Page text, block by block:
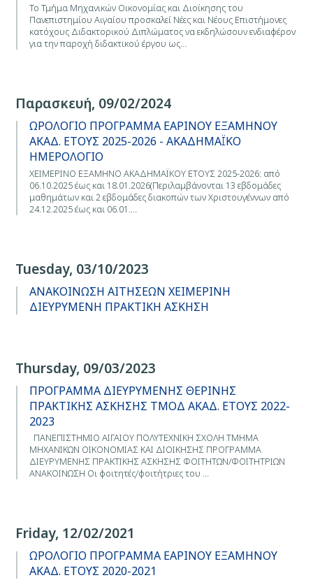
Το Τμήμα Μηχανικών Οικονομίας και Διοίκησης του
Πανεπιστημίου Αιγαίου προσκαλεί Νέες και Νέους Επιστήμονες
κατόχους Διδακτορικού Διπλώματος να εκδηλώσουν ενδιαφέρον
για την παροχή διδακτικού έργου ως…
Παρασκευή, 09/02/2024
ΩΡΟΛΟΓΙΟ ΠΡΟΓΡΑΜΜΑ ΕΑΡΙΝΟΥ ΕΞΑΜΗΝΟΥ
ΑΚΑΔ. ΕΤΟΥΣ 2025-2026 - ΑΚΑΔΗΜΑΪΚΟ
ΗΜΕΡΟΛΟΓΙΟ
ΧΕΙΜΕΡΙΝΟ ΕΞΑΜΗΝΟ ΑΚΑΔΗΜΑΪΚΟΥ ΕΤΟΥΣ 2025-2026: από
06.10.2025 έως και 18.01.2026(Περιλαμβάνονται 13 εβδομάδες
μαθημάτων και 2 εβδομάδες διακοπών των Χριστουγέννων από
24.12.2025 έως και 06.01.…
Tuesday, 03/10/2023
ΑΝΑΚΟΙΝΩΣΗ ΑΙΤΗΣΕΩΝ ΧΕΙΜΕΡΙΝΗ
ΔΙΕΥΡΥΜΕΝΗ ΠΡΑΚΤΙΚΗ ΑΣΚΗΣΗ
Thursday, 09/03/2023
ΠΡΟΓΡΑΜΜΑ ΔΙΕΥΡΥΜΕΝΗΣ ΘΕΡΙΝΗΣ
ΠΡΑΚΤΙΚΗΣ ΑΣΚΗΣΗΣ ΤΜΟΔ ΑΚΑΔ. ΕΤΟΥΣ 2022-
2023
ΠΑΝΕΠΙΣΤΗΜΙΟ ΑΙΓΑΙΟΥ ΠΟΛΥΤΕΧΝΙΚΗ ΣΧΟΛΗ ΤΜΗΜΑ
ΜΗΧΑΝΙΚΩΝ ΟΙΚΟΝΟΜΙΑΣ ΚΑΙ ΔΙΟΙΚΗΣΗΣ ΠΡΟΓΡΑΜΜΑ
ΔΙΕΥΡΥΜΕΝΗΣ ΠΡΑΚΤΙΚΗΣ ΑΣΚΗΣΗΣ ΦΟΙΤΗΤΩΝ/ΦΟΙΤΗΤΡΙΩΝ
ΑΝΑΚΟΙΝΩΣΗ Οι φοιτητές/φοιτήτριες του …
Friday, 12/02/2021
ΩΡΟΛΟΓΙΟ ΠΡΟΓΡΑΜΜΑ ΕΑΡΙΝΟΥ ΕΞΑΜΗΝΟΥ
ΑΚΑΔ. ΕΤΟΥΣ 2020-2021